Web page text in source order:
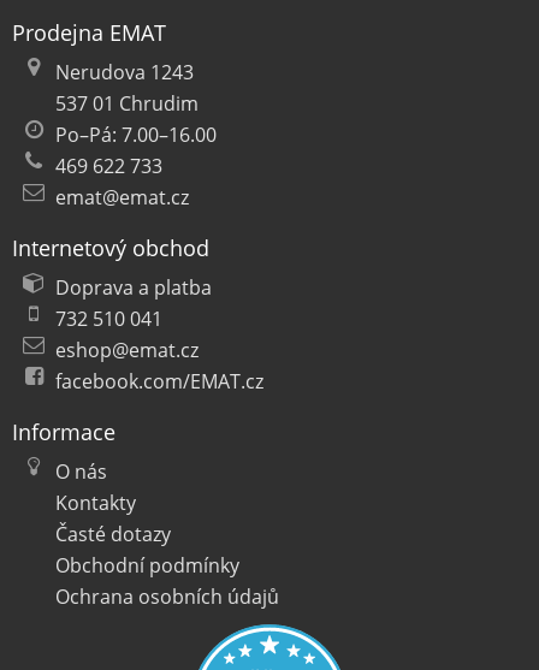
Prodejna EMAT
Nerudova 1243
537 01 Chrudim
Po–Pá: 7.00–16.00
469 622 733
emat@emat.cz
Internetový obchod
Doprava a platba
732 510 041
eshop@emat.cz
facebook.com/EMAT.cz
Informace
O nás
Kontakty
Časté dotazy
Obchodní podmínky
Ochrana osobních údajů